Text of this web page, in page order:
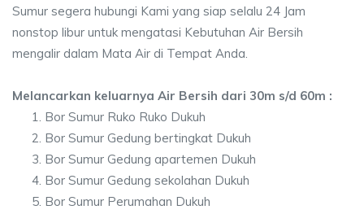
Sumur segera hubungi Kami yang siap selalu 24 Jam
nonstop libur untuk mengatasi Kebutuhan Air Bersih
mengalir dalam Mata Air di Tempat Anda.
Melancarkan keluarnya Air Bersih dari 30m s/d 60m :
Bor Sumur Ruko Ruko Dukuh
Bor Sumur Gedung bertingkat Dukuh
Bor Sumur Gedung apartemen Dukuh
Bor Sumur Gedung sekolahan Dukuh
Bor Sumur Perumahan Dukuh